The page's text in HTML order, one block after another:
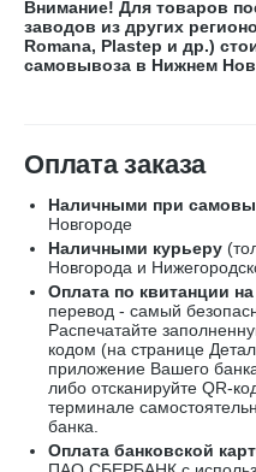
Внимание! Для товаров
заводов из других
Romana, Plastep и др.)
самовывоза в Нижнем
Оплата заказа
Наличными при
Новгороде
Наличными курьеру
Новгорода и
Оплата по квитанции
перевод - самый
Распечатайте
кодом (на странице
приложение Вашего
либо отсканируйте QR-
терминале
банка.
Оплата банковской